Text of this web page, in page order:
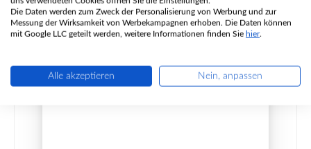
Die Daten werden zum Zweck der Personalisierung von Werbung und zur
Messung der Wirksamkeit von Werbekampagnen erhoben. Die Daten können
mit Google LLC geteilt werden, weitere Informationen finden Sie hier.
Alle akzeptieren Nein, anpassen